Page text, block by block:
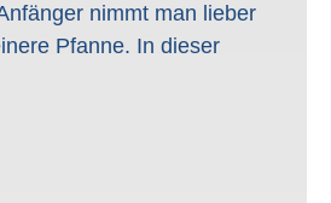
nimmt man lieber
Pfanne. In dieser